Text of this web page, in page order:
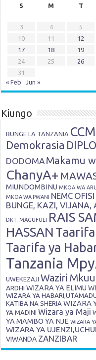
S
M T
3
4 5
10
11 12
17
18 19
24
25 26
31
« Feb
Jun »
Kiungo
BUNGE LA TANZANIA CCM
Demokrasia
DODOMA Makamu
ChanyA+
MIUNDOMBINU MKOA WA
MKOA WA PWANI NEMC
BUNGE, KAZI, VIJANA,
DKT. MAGUFULI RAIS
HASSAN
Taarifa ya
Tanzania
UWEKEZAJI Waziri Mkuu
ARDHI WIZARA YA ELIMU
WIZARA YA
KATIBA NA SHERIA WIZARA
YA MADINI Wizara ya Maji
YA MAMBO YA NJE WIZARA
WIZARA YA
VIWANDA ZANZIBAR